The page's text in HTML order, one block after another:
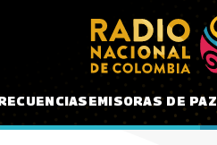
EMISORAS DE PAZ